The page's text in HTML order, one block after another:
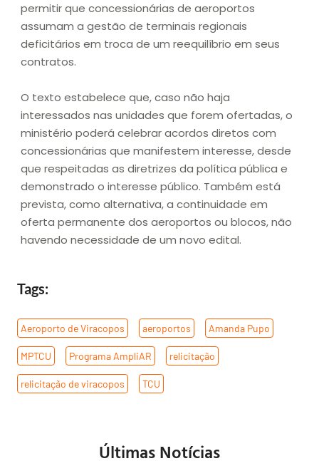
permitir que concessionárias de aeroportos
assumam a gestão de terminais regionais
deficitários em troca de um reequilíbrio em seus
contratos.
O texto estabelece que, caso não haja
interessados nas unidades que forem ofertadas, o
ministério poderá celebrar acordos diretos com
concessionárias que manifestem interesse, desde
que respeitadas as diretrizes da política pública e
demonstrado o interesse público. Também está
prevista, como alternativa, a continuidade em
oferta permanente dos aeroportos ou blocos, não
havendo necessidade de um novo edital.
Tags:
Aeroporto de Viracopos aeroportos Amanda Pupo
MPTCU Programa AmpliAR relicitação
relicitação de viracopos TCU
Últimas Notícias